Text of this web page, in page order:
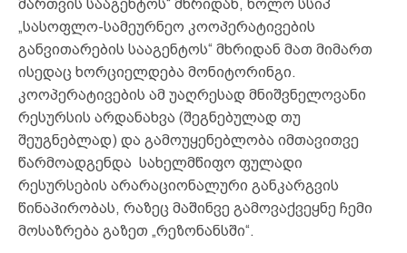
მართვის სააგენტოს“ მხრიდან, ხოლო სსიპ
„სასოფლო-სამეურნეო კოოპერატივების
განვითარების სააგენტოს“ მხრიდან მათ მიმართ
ისედაც ხორციელდება მონიტორინგი.
კოოპერატივების ამ უაღრესად მნიშვნელოვანი
რესურსის არდანახვა (შეგნებულად თუ
შეუგნებლად) და გამოუყენებლობა იმთავითვე
წარმოადგენდა სახელმწიფო ფულადი
რესურსების არარაციონალური განკარგვის
წინაპირობას, რაზეც მაშინვე გამოვაქვეყნე ჩემი
მოსაზრება გაზეთ „რეზონანსში“.